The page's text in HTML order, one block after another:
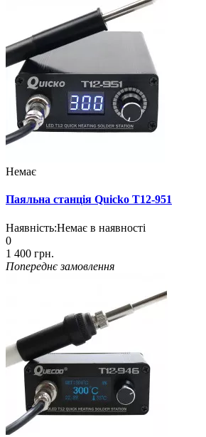
Немає
Паяльна станція Quicko T12-951
Наявність:Немає в наявності
0
1 400 грн.
Попереднє замовлення